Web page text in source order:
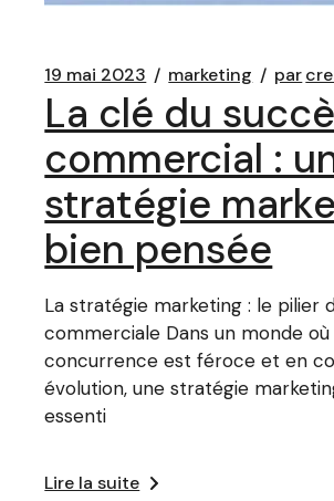
19 mai 2023 marketing par
La clé du
commercial :
stratégie
bien pensée
La stratégie marketing : le pilier
commerciale Dans un monde où
concurrence est féroce et en
évolution, une stratégie
essenti
Lire la suite